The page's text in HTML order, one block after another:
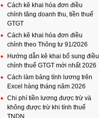
Cách kê khai hóa đơn điều
chỉnh tăng doanh thu, tiền thuế
GTGT
Cách kê khai hóa đơn điều
chỉnh theo Thông tư 91/2026
Hướng dẫn kê khai bổ sung điều
chỉnh thuế GTGT mới nhất 2026
Cách làm bảng tính lương trên
Excel hàng tháng năm 2026
Chi phí tiền lương được trừ và
không được trừ khi tính thuế
TNDN